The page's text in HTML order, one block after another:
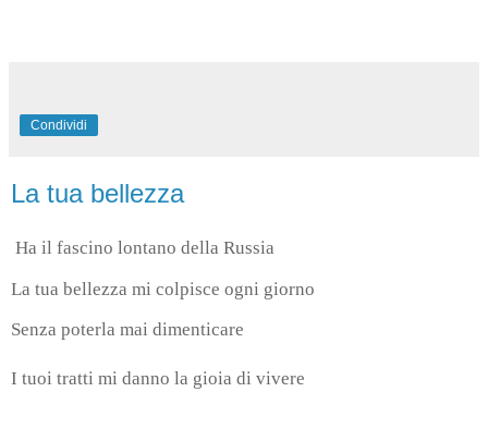
Condividi
La tua bellezza
Ha il fascino lontano della Russia
La tua bellezza mi colpisce ogni giorno
Senza poterla mai dimenticare
I tuoi tratti mi danno la gioia di vivere